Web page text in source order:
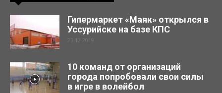
Гипермаркет «Маяк» открылся в
Уссурийске на базе КПС
23.12.2019
10 команд от организаций
города попробовали свои силы
в игре в волейбол